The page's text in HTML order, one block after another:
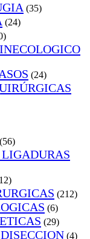
(35)
(24)
(24)
(56)
(212)
(6)
(29)
(4)